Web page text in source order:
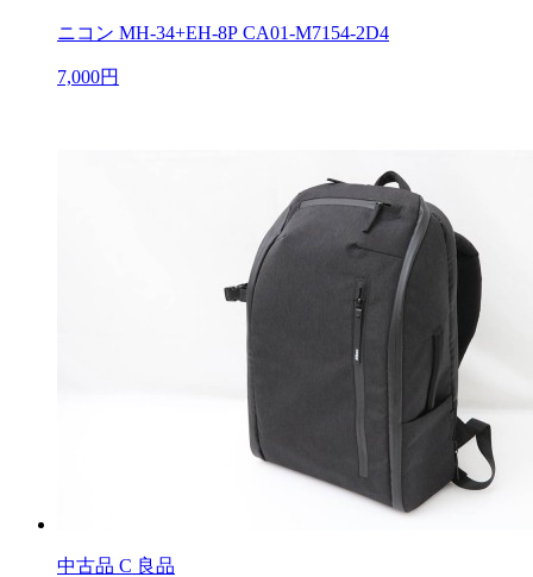
ニコン MH-34+EH-8P CA01-M7154-2D4
7,000円
中古品 C 良品